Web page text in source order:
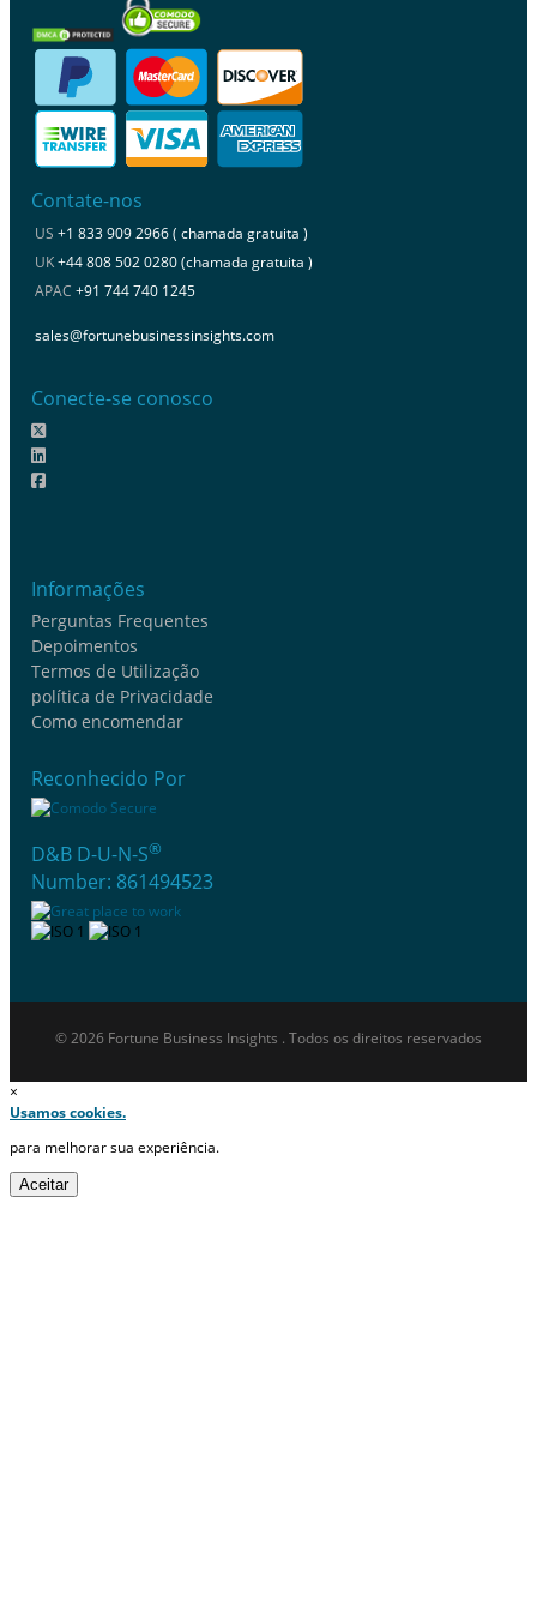
Contate-nos
US +1 833 909 2966 ( chamada gratuita )
UK+44 808 502 0280 (chamada gratuita )
APAC +91 744 740 1245
sales@fortunebusinessinsights.com
Conecte-se conosco
Informações
Perguntas Frequentes
Depoimentos
Termos de Utilização
política de Privacidade
Como encomendar
Reconhecido Por
D&B D-U-N-S®
Number: 861494523
© 2026 Fortune Business Insights . Todos os direitos reservados
×
Usamos cookies.
para melhorar sua experiência.
Aceitar